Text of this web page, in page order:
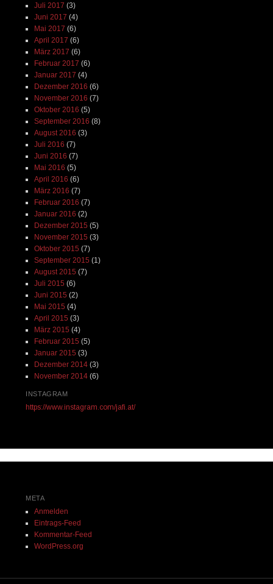
Juli 2017 (3)
Juni 2017 (4)
Mai 2017 (6)
April 2017 (6)
März 2017 (6)
Februar 2017 (6)
Januar 2017 (4)
Dezember 2016 (6)
November 2016 (7)
Oktober 2016 (5)
September 2016 (8)
August 2016 (3)
Juli 2016 (7)
Juni 2016 (7)
Mai 2016 (5)
April 2016 (6)
März 2016 (7)
Februar 2016 (7)
Januar 2016 (2)
Dezember 2015 (5)
November 2015 (3)
Oktober 2015 (7)
September 2015 (1)
August 2015 (7)
Juli 2015 (6)
Juni 2015 (2)
Mai 2015 (4)
April 2015 (3)
März 2015 (4)
Februar 2015 (5)
Januar 2015 (3)
Dezember 2014(3)
November 2014(6)
INSTAGRAM
https://www.instagram.com/jafi.at/
META
Anmelden
Eintrags-Feed
Kommentar-Feed
WordPress.org